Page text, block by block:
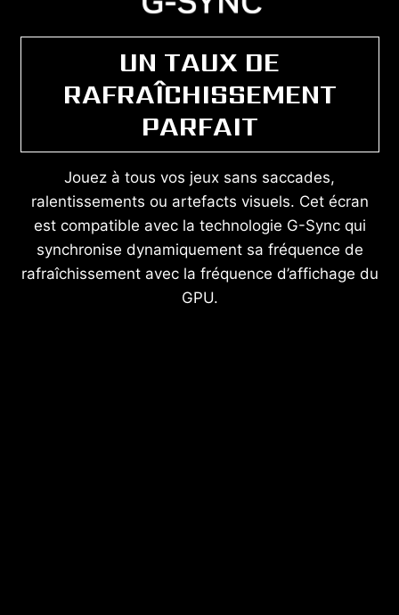
UN TAUX DE
RAFRAÎCHISSEMENT
PARFAIT
Jouez à tous vos jeux sans saccades,
ralentissements ou artefacts visuels. Cet écran
est compatible avec la technologie G-Sync qui
synchronise dynamiquement sa fréquence de
rafraîchissement avec la fréquence d’affichage du
GPU.